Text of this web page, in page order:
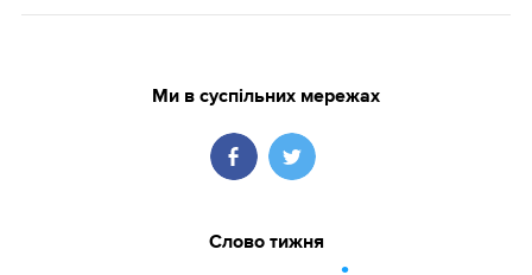
Ми в суспільних мережах
Слово тижня